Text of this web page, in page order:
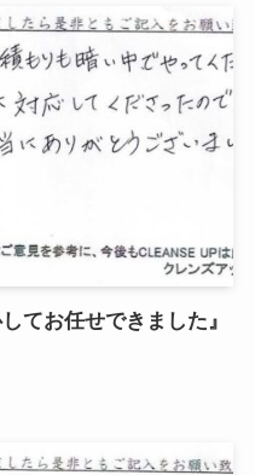
てお任せできました』